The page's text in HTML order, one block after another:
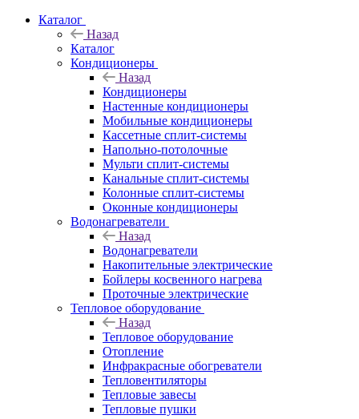
Каталог
Назад
Каталог
Кондиционеры
Назад
Кондиционеры
Настенные кондиционеры
Мобильные кондиционеры
Кассетные сплит-системы
Напольно-потолочные
Мульти сплит-системы
Канальные сплит-системы
Колонные сплит-системы
Оконные кондиционеры
Водонагреватели
Назад
Водонагреватели
Накопительные электрические
Бойлеры косвенного нагрева
Проточные электрические
Тепловое оборудование
Назад
Тепловое оборудование
Отопление
Инфракрасные обогреватели
Тепловентиляторы
Тепловые завесы
Тепловые пушки